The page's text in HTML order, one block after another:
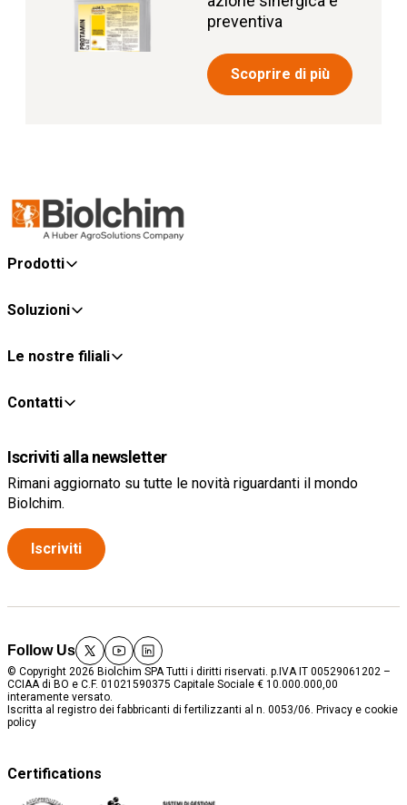
preventiva
Scoprire di più
Prodotti
Soluzioni
Le nostre filiali
Contatti
Iscriviti alla newsletter
Rimani aggiornato su tutte le novità riguardanti il mondo
Biolchim.
Iscriviti
Follow Us
twitteryoutube
linkedin
© Copyright 2026 Biolchim SPA Tutti i diritti riservati. p.IVA IT 00529061202 –
CCIAA di BO e C.F. 01021590375 Capitale Sociale € 10.000.000,00
interamente versato.
Iscritta al registro dei fabbricanti di fertilizzanti al n. 0053/06. Privacy e cookie
policy
Certifications